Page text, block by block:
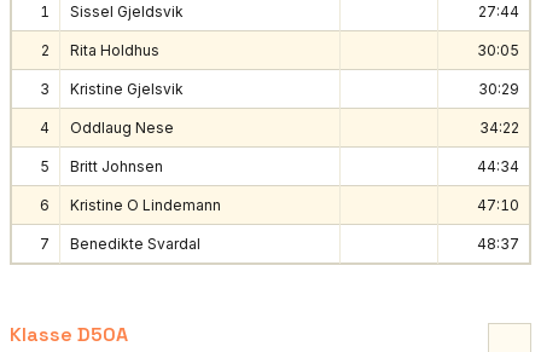
1 Sissel Gjeldsvik 27:44
2 Rita Holdhus 30:05
3 Kristine Gjelsvik 30:29
4 Oddlaug Nese 34:22
5 Britt Johnsen 44:34
6 Kristine O Lindemann 47:10
7 Benedikte Svardal 48:37
Klasse D50A